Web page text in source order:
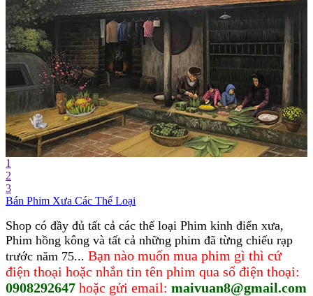
1
2
3
Bán Phim Xưa Các Thể Loại
Shop có đầy đủ tất cả các thể loại Phim kinh điển xưa,
Phim hồng kông và tất cả những phim đã từng chiếu rạp
trước năm 75... Bạn nào muốn mua phim gì thì cứ
điện thoại hoặc nhắn tin tên phim qua số điện thoại:
0908292647 hoặc gửi email: maivuan8@gmail.com